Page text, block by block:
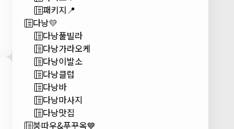
패키지📍
다낭💛
다낭풀빌라
다낭가라오케
다낭이발소
다낭클럽
다낭바
다낭마사지
다낭맛집
붕따우&푸꾸옥💙